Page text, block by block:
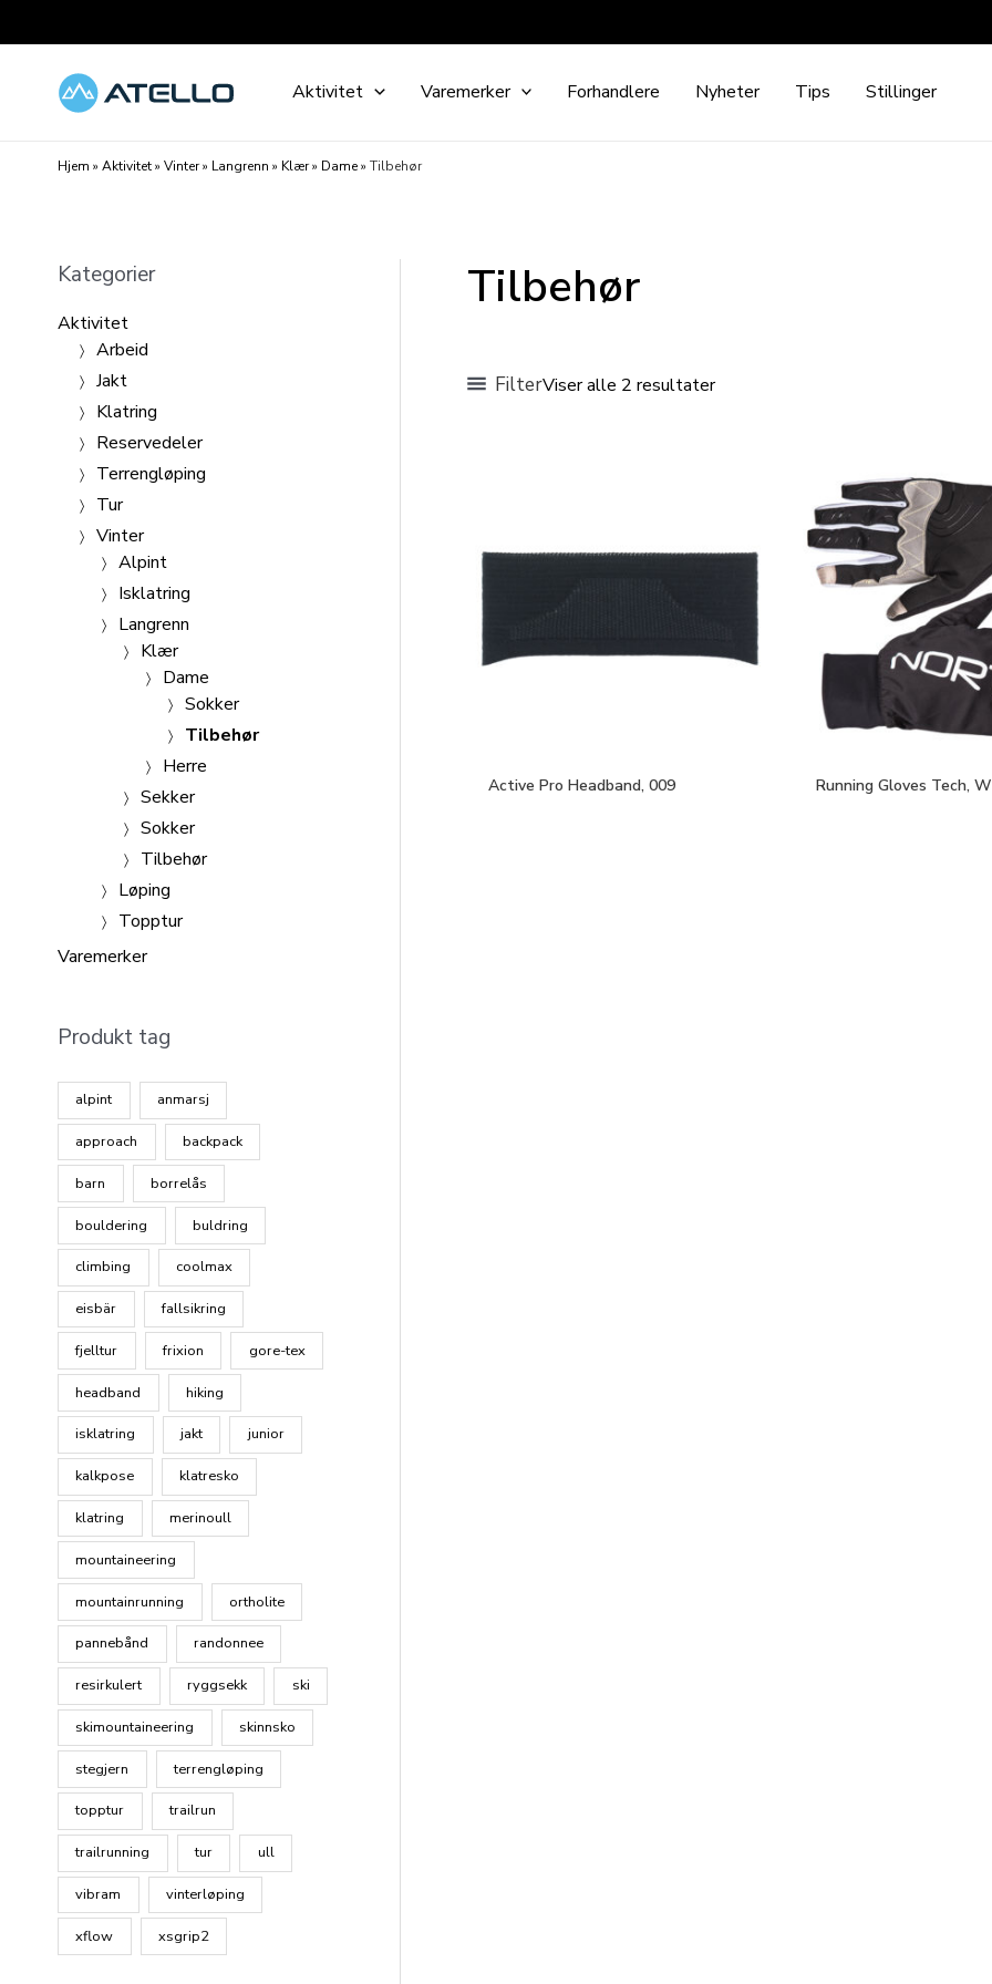
rett
innholdet
Aktivitet Varemerker Forhandlere Nyheter Tips Stillinger
Hjem » Aktivitet» Vinter» Langrenn » Klær» Dame» Tilbehør
Kategorier
Aktivitet
Arbeid
Jakt
Klatring
Reservedeler
Terrengløping
Tur
Vinter
Alpint
Isklatring
Langrenn
Klær
Dame
Sokker
Tilbehør
Herre
Sekker
Sokker
Tilbehør
Løping
Topptur
Varemerker
Produkt tag
alpint anmarsj
approach backpack
barn borrelås
bouldering buldring
climbing coolmax
eisbär fallsikring
fjelltur frixion gore-tex
headband hiking
isklatring jakt junior
kalkpose klatresko
klatring merinoull
mountaineering
mountainrunning ortholite
pannebånd randonnee
resirkulert ryggsekk ski
skimountaineering skinnsko
stegjern terrengløping
topptur trailrun
trailrunning tur ull
vibram vinterløping
xflow xsgrip2
Tilbehør
FilterViser alle 2 resultater
Active Pro Headband, 009 Running Gloves Tech,